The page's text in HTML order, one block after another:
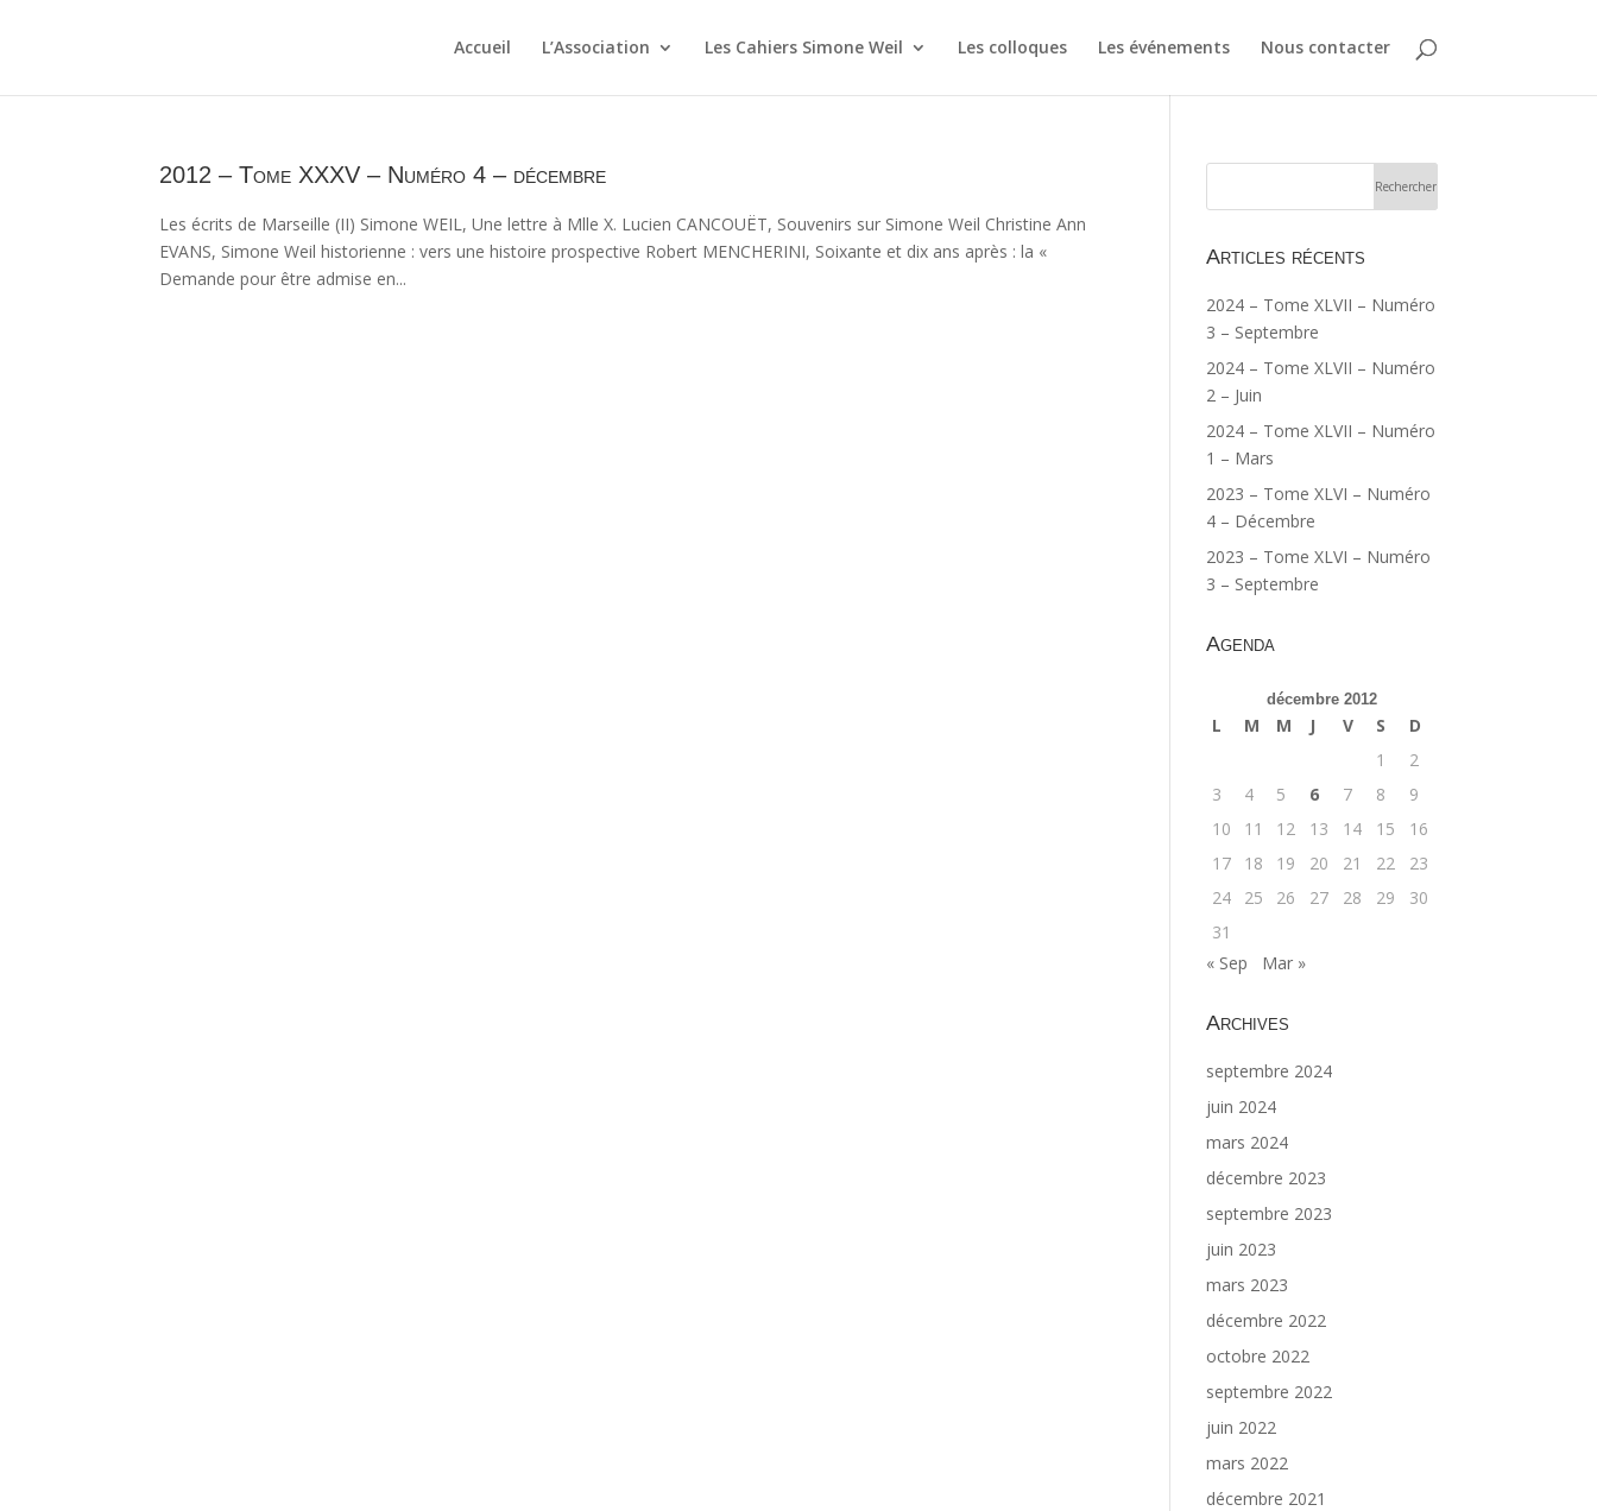
Accueil L’Association Les Cahiers Simone Weil Les colloques Les événements Nous contacter
2012 – Tome XXXV – Numéro 4 – décembre
Les écrits de Marseille (II) Simone WEIL, Une lettre à Mlle X. Lucien CANCOUËT, Souvenirs sur Simone Weil Christine Ann
EVANS, Simone Weil historienne : vers une histoire prospective Robert MENCHERINI, Soixante et dix ans après : la «
Demande pour être admise en...
Articles récents
2024 – Tome XLVII – Numéro
3 – Septembre
2024 – Tome XLVII – Numéro
2 – Juin
2024 – Tome XLVII – Numéro
1 – Mars
2023 – Tome XLVI – Numéro
4 – Décembre
2023 – Tome XLVI – Numéro
3 – Septembre
Agenda
décembre 2012
L M M J V S
D
1
2
3
4 5 6 7 8
9
10
11 12 13 14 15
16
17
18 19 20 21 22
23
24
25 26 27 28 29
30
31
« Sep
Mar »
Archives
septembre 2024
juin 2024
mars 2024
décembre 2023
septembre 2023
juin 2023
mars 2023
décembre 2022
octobre 2022
septembre 2022
juin 2022
mars 2022
décembre 2021